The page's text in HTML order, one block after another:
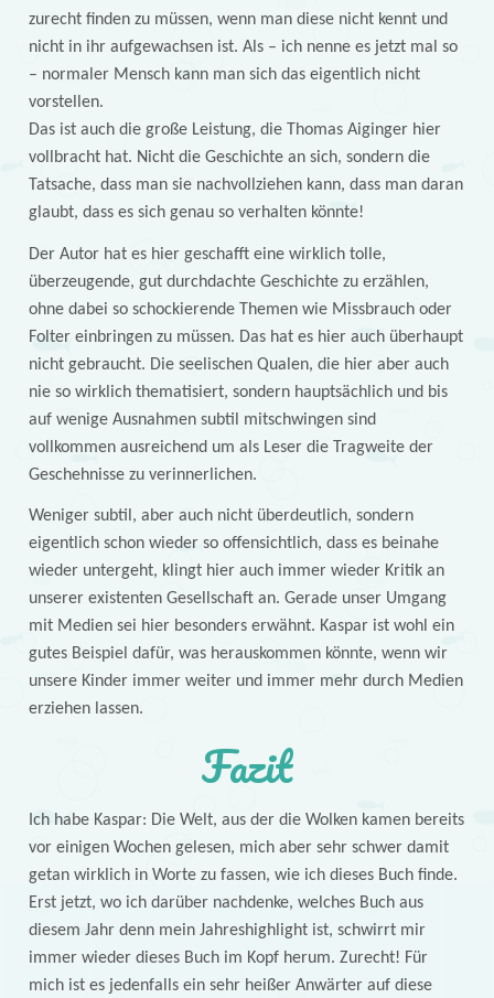
zurecht finden zu müssen, wenn man diese nicht kennt und
nicht in ihr aufgewachsen ist. Als – ich nenne es jetzt mal so
– normaler Mensch kann man sich das eigentlich nicht
vorstellen.
Das ist auch die große Leistung, die Thomas Aiginger hier
vollbracht hat. Nicht die Geschichte an sich, sondern die
Tatsache, dass man sie nachvollziehen kann, dass man daran
glaubt, dass es sich genau so verhalten könnte!
Der Autor hat es hier geschafft eine wirklich tolle,
überzeugende, gut durchdachte Geschichte zu erzählen,
ohne dabei so schockierende Themen wie Missbrauch oder
Folter einbringen zu müssen. Das hat es hier auch überhaupt
nicht gebraucht. Die seelischen Qualen, die hier aber auch
nie so wirklich thematisiert, sondern hauptsächlich und bis
auf wenige Ausnahmen subtil mitschwingen sind
vollkommen ausreichend um als Leser die Tragweite der
Geschehnisse zu verinnerlichen.
Weniger subtil, aber auch nicht überdeutlich, sondern
eigentlich schon wieder so offensichtlich, dass es beinahe
wieder untergeht, klingt hier auch immer wieder Kritik an
unserer existenten Gesellschaft an. Gerade unser Umgang
mit Medien sei hier besonders erwähnt. Kaspar ist wohl ein
gutes Beispiel dafür, was herauskommen könnte, wenn wir
unsere Kinder immer weiter und immer mehr durch Medien
erziehen lassen.
Fazit
Ich habe Kaspar: Die Welt, aus der die Wolken kamen bereits
vor einigen Wochen gelesen, mich aber sehr schwer damit
getan wirklich in Worte zu fassen, wie ich dieses Buch finde.
Erst jetzt, wo ich darüber nachdenke, welches Buch aus
diesem Jahr denn mein Jahreshighlight ist, schwirrt mir
immer wieder dieses Buch im Kopf herum. Zurecht! Für
mich ist es jedenfalls ein sehr heißer Anwärter auf diese